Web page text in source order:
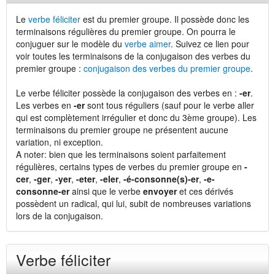
Le verbe féliciter est du premier groupe. Il possède donc les
terminaisons régulières du premier groupe. On pourra le
conjuguer sur le modèle du verbe aimer. Suivez ce lien pour
voir toutes les terminaisons de la conjugaison des verbes du
premier groupe : conjugaison des verbes du premier groupe.
Le verbe féliciter possède la conjugaison des verbes en : -er.
Les verbes en -ersont tous réguliers (sauf pour le verbe aller
qui est complètement irrégulier et donc du 3ème groupe). Les
terminaisons du premier groupe ne présentent aucune
variation, ni exception.
A noter: bien que les terminaisons soient parfaitement
régulières, certains types de verbes du premier groupe en -
cer, -ger, -yer, -eter, -eler, -é-consonne(s)-er, -e-
consonne-erainsi que le verbe envoyeret ces dérivés
possèdent un radical, qui lui, subit de nombreuses variations
lors de la conjugaison.
Verbe féliciter